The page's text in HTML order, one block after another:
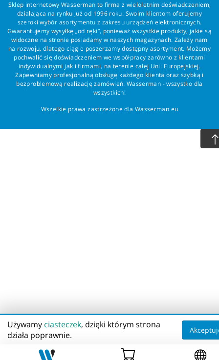
Sklep internetowy Wasserman to firma z wieloletnim doświadczeniem,
działająca na rynku już od 1996 roku. Swoim klientom oferujemy
szeroki wybór asortymentu z zakresu urządzeń elektronicznych.
Gwarantujemy wysyłkę „od ręki”, ponieważ wszystkie produkty, jakie są
widoczne na stronie posiadamy w naszych magazynach. Zależy nam
na rozwoju, dlatego ciągle poszerzamy dostępny asortyment. Możemy
pochwalić się doświadczeniem we współpracy zarówno z klientami
indywidualnymi jak i firmami, na terenie całej Unii Europejskiej.
Zapewniamy profesjonalną obsługę każdego klienta oraz szybką i
bezproblemową realizację zamówień. Wasserman - wszystko dla
wszystkich!
Wszelkie prawa zastrzeżone dla Wasserman.eu
Używamy ciasteczek, dzięki którym strona
działa poprawnie.